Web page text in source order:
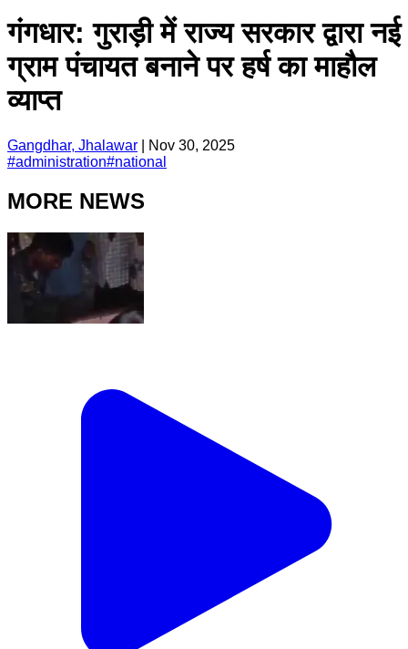
गंगधार: गुराड़ी में राज्य सरकार द्वारा नई
ग्राम पंचायत बनाने पर हर्ष का माहौल
व्याप्त
Gangdhar, Jhalawar
Nov 30, 2025
#administration#national
MORE NEWS